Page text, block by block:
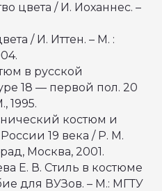
цвета / И. Иоханнес. –
/ И. Иттен. – М. :
в русской
18 — первой пол. 20
1995.
костюм и
19 века / Р. М.
Москва, 2001.
Е. В. Стиль в костюме
для ВУЗов. – М.: МГТУ